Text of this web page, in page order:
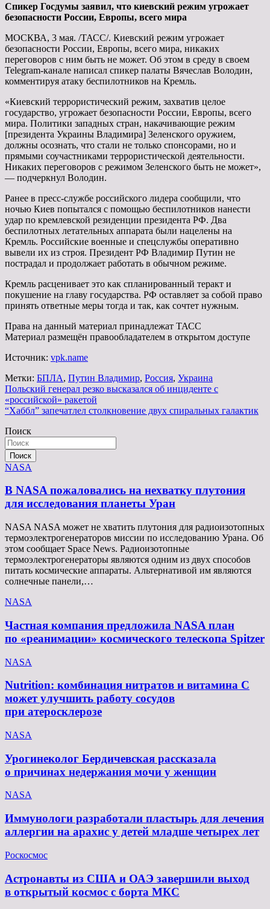
Спикер Госдумы заявил, что киевский режим угрожает
безопасности России, Европы, всего мира
МОСКВА, 3 мая. /ТАСС/. Киевский режим угрожает
безопасности России, Европы, всего мира, никаких
переговоров с ним быть не может. Об этом в среду в своем
Telegram-канале написал спикер палаты Вячеслав Володин,
комментируя атаку беспилотников на Кремль.
«Киевский террористический режим, захватив целое
государство, угрожает безопасности России, Европы, всего
мира. Политики западных стран, накачивающие режим
[президента Украины Владимира] Зеленского оружием,
должны осознать, что стали не только спонсорами, но и
прямыми соучастниками террористической деятельности.
Никаких переговоров с режимом Зеленского быть не может»,
— подчеркнул Володин.
Ранее в пресс-службе российского лидера сообщили, что
ночью Киев попытался с помощью беспилотников нанести
удар по кремлевской резиденции президента РФ. Два
беспилотных летательных аппарата были нацелены на
Кремль. Российские военные и спецслужбы оперативно
вывели их из строя. Президент РФ Владимир Путин не
пострадал и продолжает работать в обычном режиме.
Кремль расценивает это как спланированный теракт и
покушение на главу государства. РФ оставляет за собой право
принять ответные меры тогда и так, как сочтет нужным.
Права на данный материал принадлежат ТАСС
Материал размещён правообладателем в открытом доступе
Источник: vpk.name
Метки: БПЛА, Путин Владимир, Россия, Украина
Навигация
по
Польский генерал резко высказался об инциденте с
«российской» ракетой
“Хаббл” запечатлел столкновение двух спиральных галактик
Поиск
Поиск
NASA
В NASA пожаловались на нехватку плутония
для исследования планеты Уран
NASA NASA может не хватить плутония для радиоизотопных
термоэлектрогенераторов миссии по исследованию Урана. Об
этом сообщает Space News. Радиоизотопные
термоэлектрогенераторы являются одним из двух способов
питать космические аппараты. Альтернативой им являются
солнечные панели,…
NASA
Частная компания предложила NASA план
по «реанимации» космического телескопа Spitzer
NASA
Nutrition: комбинация нитратов и витамина C
может улучшить работу сосудов
при атеросклерозе
NASA
Урогинеколог Бердичевская рассказала
о причинах недержания мочи у женщин
NASA
Иммунологи разработали пластырь для лечения
аллергии на арахис у детей младше четырех лет
Роскосмос
Астронавты из США и ОАЭ завершили выход
в открытый космос с борта МКС